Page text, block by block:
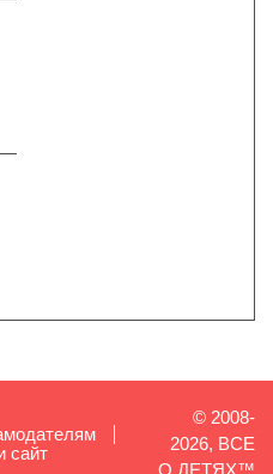
сайт
© 2008-
2026, ВСЕ
О ДЕТЯХ™